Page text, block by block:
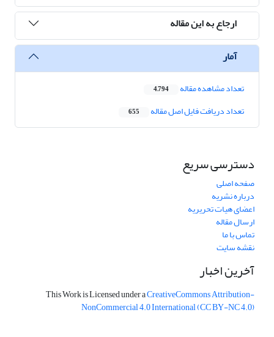
ارجاع به این مقاله
آمار
تعداد مشاهده مقاله 4,794
تعداد دریافت فایل اصل مقاله 655
دسترسی سریع
صفحه اصلی
درباره نشریه
اعضای هیات تحریریه
ارسال مقاله
تماس با ما
نقشه سایت
آخرین اخبار
This Work is Licensed under aCreativeCommonsAttribution-
NonCommercial 4.0 International(CC BY-NC 4.0)